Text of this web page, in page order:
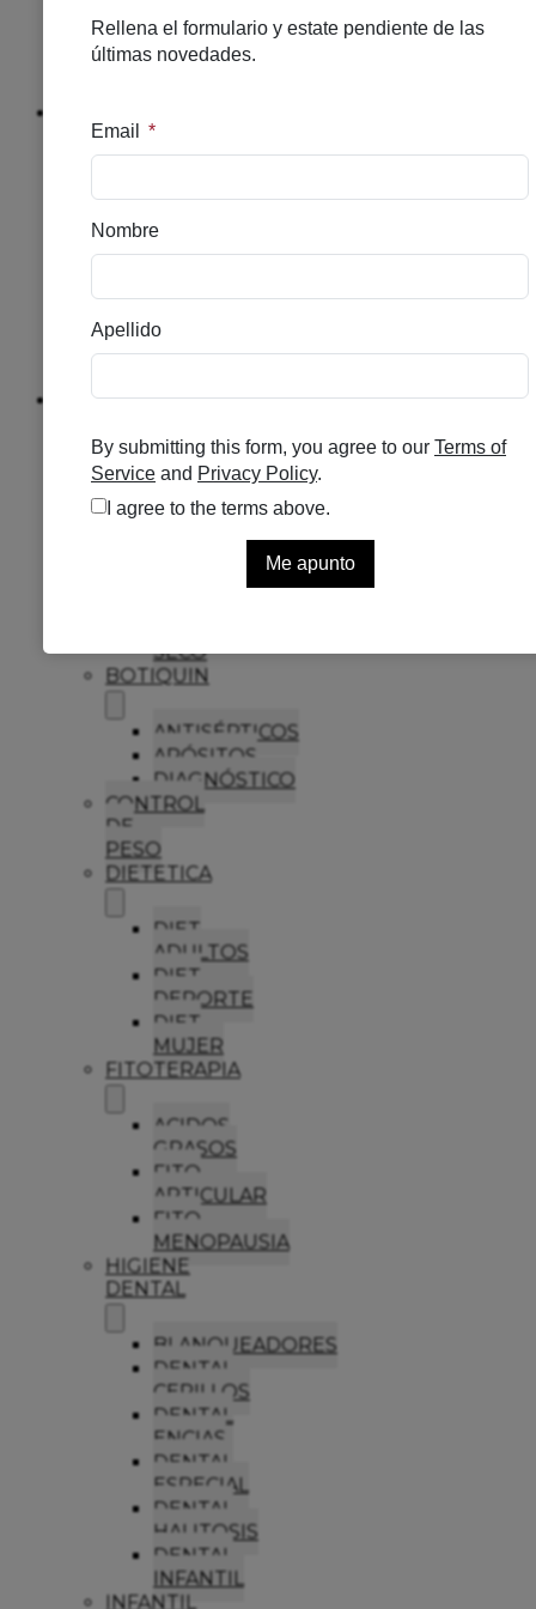
CUELLO
DESPIGMENTANTE
HIDRATACION
CAPILAR
SOLAR
MEDIO
SOLAR
Explorar
Capilar
ANTICAIDA
SECO
BOTIQUIN
ANTISÉPTICOS
APÓSITOS
DIAGNÓSTICO
CONTROL
DE
PESO
DIETETICA
DIET
ADULTOS
DIET
DEPORTE
DIET
MUJER
FITOTERAPIA
ACIDOS
GRASOS
FITO
ARTICULAR
FITO
MENOPAUSIA
HIGIENE
DENTAL
BLANQUEADORES
DENTAL
CEPILLOS
DENTAL
ENCIAS
DENTAL
ESPECIAL
DENTAL
HALITOSIS
DENTAL
INFANTIL
INFANTIL